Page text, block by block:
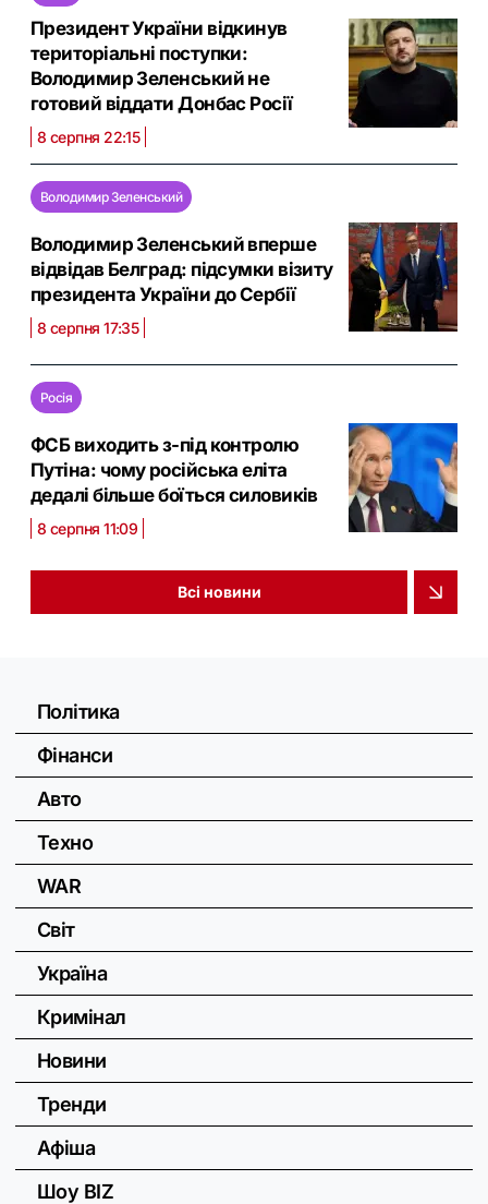
Президент України відкинув
територіальні поступки:
Володимир Зеленський не
готовий віддати Донбас Росії
8 серпня 22:15
Володимир Зеленський
Володимир Зеленський вперше
відвідав Белград: підсумки візиту
президента України до Сербії
8 серпня 17:35
Росія
ФСБ виходить з-під контролю
Путіна: чому російська еліта
дедалі більше боїться силовиків
8 серпня 11:09
Всі новини
Політика
Фінанси
Авто
Техно
WAR
Світ
Україна
Кримінал
Новини
Тренди
Афіша
Шоу BIZ